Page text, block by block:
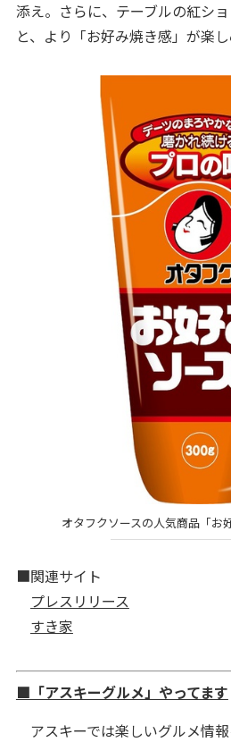
添え。さらに、テーブルの紅シ
と、より「お好み焼き感」が楽し
オタフクソースの人気商品「お
■関連サイト
プレスリリース
すき家
■「アスキーグルメ」やってます
アスキーでは楽しいグルメ情